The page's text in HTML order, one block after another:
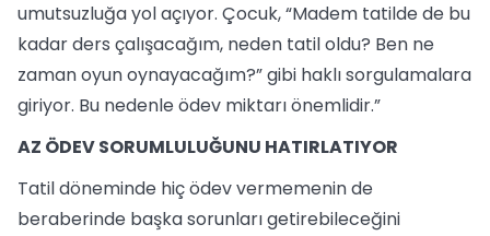
umutsuzluğa yol açıyor. Çocuk, “Madem tatilde de bu
kadar ders çalışacağım, neden tatil oldu? Ben ne
zaman oyun oynayacağım?” gibi haklı sorgulamalara
giriyor. Bu nedenle ödev miktarı önemlidir.”
AZ ÖDEV SORUMLULUĞUNU HATIRLATIYOR
Tatil döneminde hiç ödev vermemenin de
beraberinde başka sorunları getirebileceğini